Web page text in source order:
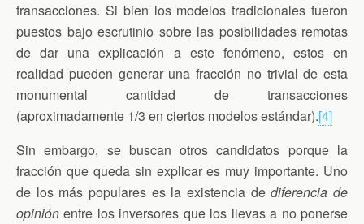
transacciones. Si bien los modelos tradicionales fueron
puestos bajo escrutinio sobre las posibilidades remotas
de dar una explicación a este fenómeno, estos en
realidad pueden generar una fracción no trivial de esta
monumental cantidad de transacciones
(aproximadamente 1/3 en ciertos modelos estándar).[4]
Sin embargo, se buscan otros candidatos porque la
fracción que queda sin explicar es muy importante. Uno
de los más populares es la existencia dediferencia de
opinión entre los inversores que los llevas a no ponerse